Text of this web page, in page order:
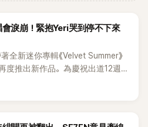
淚崩！緊抱Yeri哭到停不下來
全新迷你專輯《Velvet Summer》
度推出新作品。為慶祝出道12週
粉絲演唱會，與粉絲共同回顧經